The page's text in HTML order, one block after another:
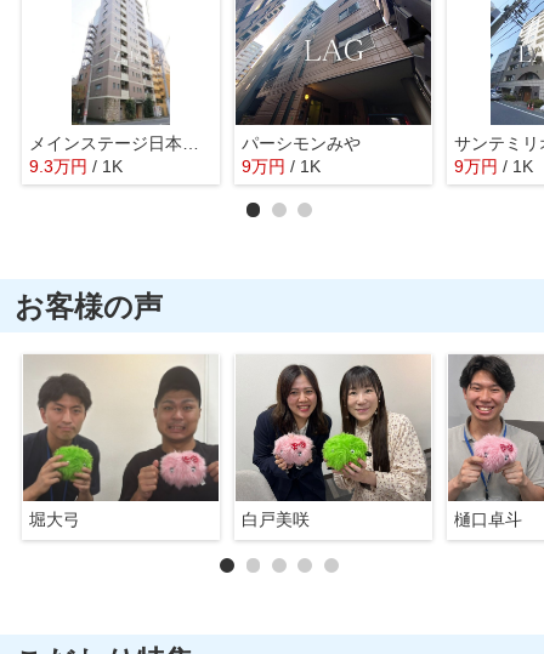
9.3万円 / 1K
パーシモンみや
9万円 / 1K 9万円 / 1K
お客様の声
堀大弓 白戸美咲 樋口卓斗